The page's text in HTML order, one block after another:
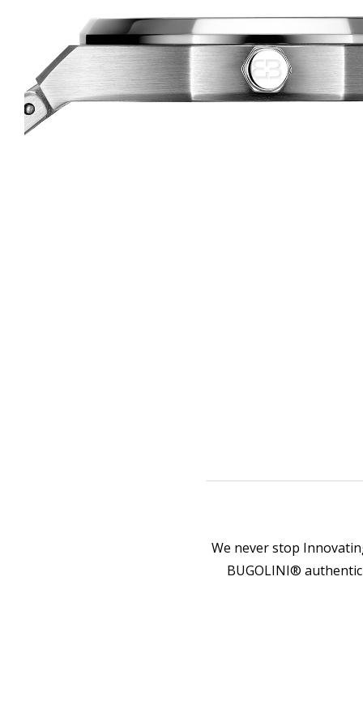
We never stop
BUGOLINI®